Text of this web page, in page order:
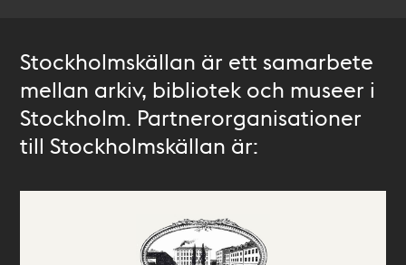
Stockholmskällan är ett samarbete
mellan arkiv, bibliotek och museer i
Stockholm. Partnerorganisationer
till Stockholmskällan är: